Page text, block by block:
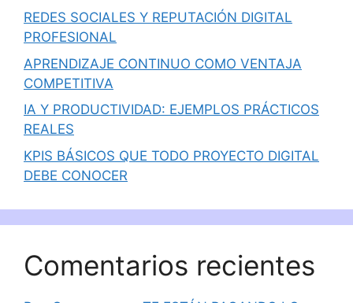
REDES SOCIALES Y REPUTACIÓN DIGITAL
PROFESIONAL
APRENDIZAJE CONTINUO COMO VENTAJA
COMPETITIVA
IA Y PRODUCTIVIDAD: EJEMPLOS PRÁCTICOS
REALES
KPIS BÁSICOS QUE TODO PROYECTO DIGITAL
DEBE CONOCER
Comentarios recientes